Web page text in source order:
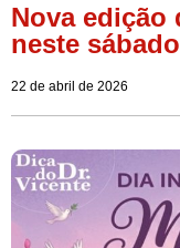
Nova edição
neste
22 de abril de 2026